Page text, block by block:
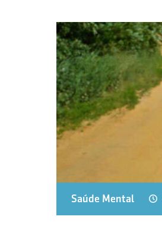
Saúde Mental